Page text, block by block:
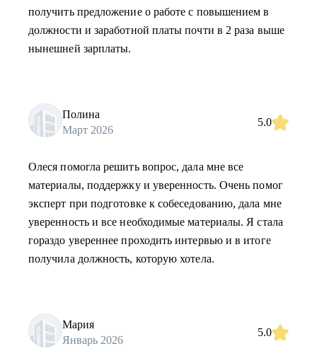
получить предложение о работе с повышением в
должности и заработной платы почти в 2 раза выше
нынешней зарплаты.
Полина
Март 2026
5.0
Олеся помогла решить вопрос, дала мне все
материалы, поддержку и уверенность. Очень помог
эксперт при подготовке к собеседованию, дала мне
уверенность и все необходимые материалы. Я стала
гораздо увереннее проходить интервью и в итоге
получила должность, которую хотела.
Мария
Январь 2026
5.0